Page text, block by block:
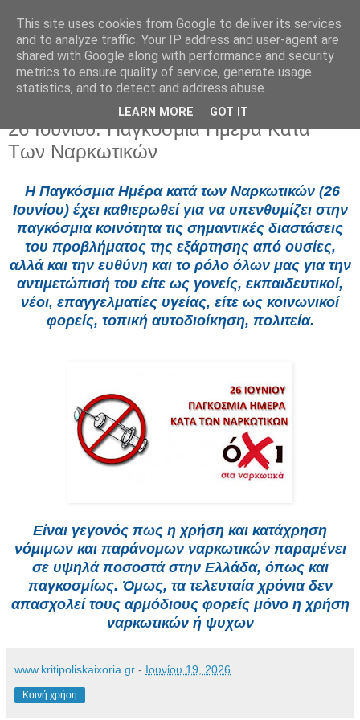
Παρασκευή 19 Ιουνίου 2026
26 Ιουνίου: Παγκόσμια Ημέρα Κατά
Των Ναρκωτικών
Η Παγκόσμια Ημέρα κατά των Ναρκωτικών (26
Ιουνίου) έχει καθιερωθεί για να υπενθυμίζει στην
παγκόσμια κοινότητα τις σημαντικές διαστάσεις
του προβλήματος της εξάρτησης από ουσίες,
αλλά και την ευθύνη και το ρόλο όλων μας για την
αντιμετώπισή του είτε ως γονείς, εκπαιδευτικοί,
νέοι, επαγγελματίες υγείας, είτε ως κοινωνικοί
φορείς, τοπική αυτοδιοίκηση, πολιτεία.
Είναι γεγονός πως η χρήση και κατάχρηση
νόμιμων και παράνομων ναρκωτικών παραμένει
σε υψηλά ποσοστά στην Ελλάδα, όπως και
παγκοσμίως. Όμως, τα τελευταία χρόνια δεν
απασχολεί τους αρμόδιους φορείς μόνο η χρήση
ναρκωτικών ή ψυχων
www.kritipoliskaixoria.gr - Ιουνίου 19, 2026
Κοινή χρήση
This site uses cookies from Google to deliver its services
and to analyze traffic. Your IP address and user-agent are
shared with Google along with performance and security
metrics to ensure quality of service, generate usage
statistics, and to detect and address abuse.
LEARN MORE GOT IT